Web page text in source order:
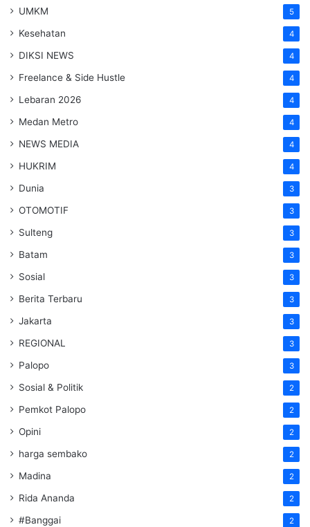
UMKM 5
Kesehatan 4
DIKSI NEWS 4
Freelance & Side Hustle 4
Lebaran 2026 4
Medan Metro 4
NEWS MEDIA 4
HUKRIM 4
Dunia 3
OTOMOTIF 3
Sulteng 3
Batam 3
Sosial 3
Berita Terbaru 3
Jakarta 3
REGIONAL 3
Palopo 3
Sosial & Politik 2
Pemkot Palopo 2
Opini 2
harga sembako 2
Madina 2
Rida Ananda 2
#Banggai 2